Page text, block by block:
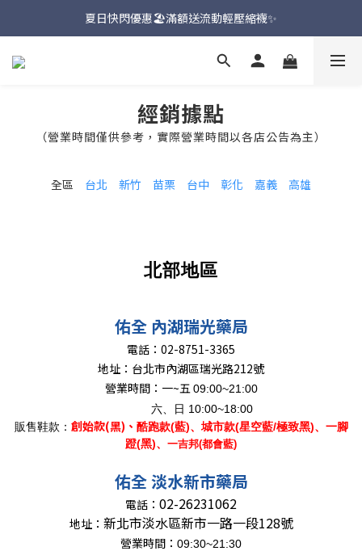
新品上市🔥九天聯名環台款【一吉邦火焰紅】
夏日快閃優惠🏖️滿額送流動輕壓縮襪✨
新品上市🔥九天聯名環台款【一吉邦火焰紅】
經銷據點
（營業時間僅供參考，實際營業時間以各店公告為主）
全區 台北 新竹 苗栗 台中 彰化 嘉義 高雄
北部地區
佑全 內湖瑞光藥局
電話： 02-8751-3365
地址： 台北市內湖區瑞光路212號
營業時間：一~五09:00~21:00
六、日 10:00~18:00
販售鞋款： 創始款(黑)、 酷跑款(藍)、城市款(星空藍/極致黑)、一腳
蹬(黑)、 一吉邦(都會藍)
佑全 淡水新市藥局
電話： 02-26231062
地址： 新北市淡水區新市一路一段128號
營業時間： 09:30~21 :30